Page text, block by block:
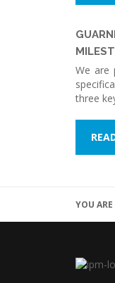
We are
three
YOU ARE